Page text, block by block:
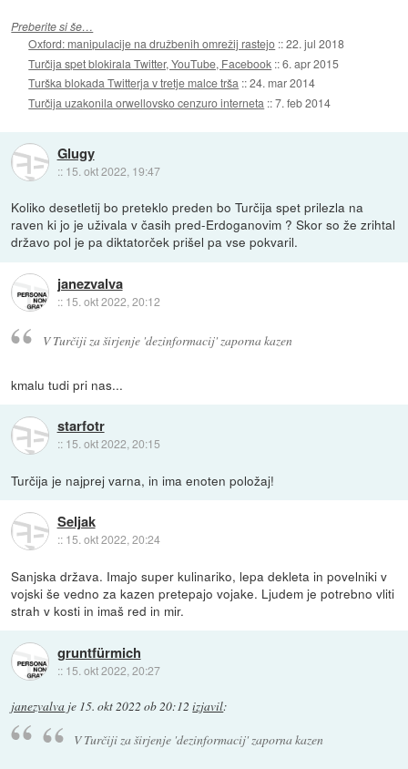
Preberite si še…
Oxford: manipulacije na družbenih omrežij rastejo ::22. jul 2018
Turčija spet blokirala Twitter, YouTube, Facebook ::6. apr 2015
Turška blokada Twitterja v tretje malce trša ::24. mar 2014
Turčija uzakonila orwellovsko cenzuro interneta ::7. feb 2014
Glugy
:: 15. okt 2022, 19:47
Koliko desetletij bo preteklo preden bo Turčija spet prilezla na
raven ki jo je uživala v časih pred-Erdoganovim ? Skor so že zrihtal
državo pol je pa diktatorček prišel pa vse pokvaril.
janezvalva
:: 15. okt 2022, 20:12
V Turčiji za širjenje 'dezinformacij' zaporna kazen
kmalu tudi pri nas...
starfotr
:: 15. okt 2022, 20:15
Turčija je najprej varna, in ima enoten položaj!
Seljak
:: 15. okt 2022, 20:24
Sanjska država. Imajo super kulinariko, lepa dekleta in povelniki v
vojski še vedno za kazen pretepajo vojake. Ljudem je potrebno vliti
strah v kosti in imaš red in mir.
gruntfürmich
:: 15. okt 2022, 20:27
janezvalva je 15. okt 2022 ob 20:12 izjavil:
V Turčiji za širjenje 'dezinformacij' zaporna kazen